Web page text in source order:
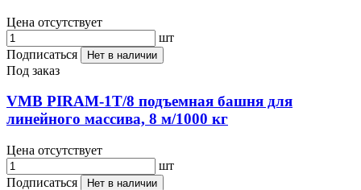
Цена отсутствует
шт
Подписаться
Нет в наличии
Под заказ
VMB PIRAM-1T/8 подъемная башня для
линейного массива, 8 м/1000 кг
Цена отсутствует
шт
Подписаться
Нет в наличии